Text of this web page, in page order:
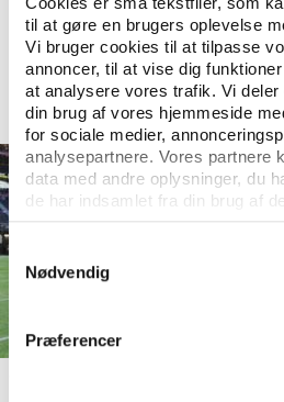
til at gøre en brugers oplevelse
Vi bruger cookies til at tilpasse
annoncer, til at vise dig
at analysere vores trafik. Vi
din brug af vores hjemmeside
for sociale medier,
analysepartnere. Vores partnere
data med andre oplysninger, du
de har indsamlet fra din brug af
Samtykkevalg
Nødvendig
Præferencer
kampene på deres egne
måde gøre de ting, der bliver
eventen, til en del af deres